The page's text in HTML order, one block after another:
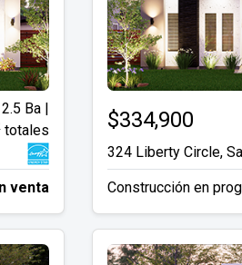
Ba |
totales
venta
$334,900
324 Liberty Circle,
Construcción en